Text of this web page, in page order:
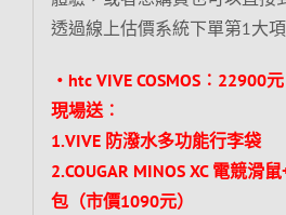
透過線上估價系統下單第1大
‧htc VIVE COSMOS︰22900
現場送︰
1.VIVE 防潑水多功能行李袋
2.COUGAR MINOS XC 電競滑
包（市價1090元）